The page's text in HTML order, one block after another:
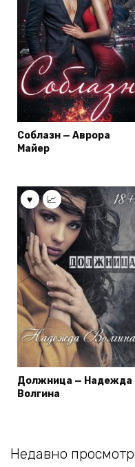
Соблазн — Аврора
Майер
Должница — Надежда
Волгина
Недавно